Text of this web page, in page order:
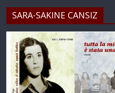
SARA-SAKINE CANSIZ